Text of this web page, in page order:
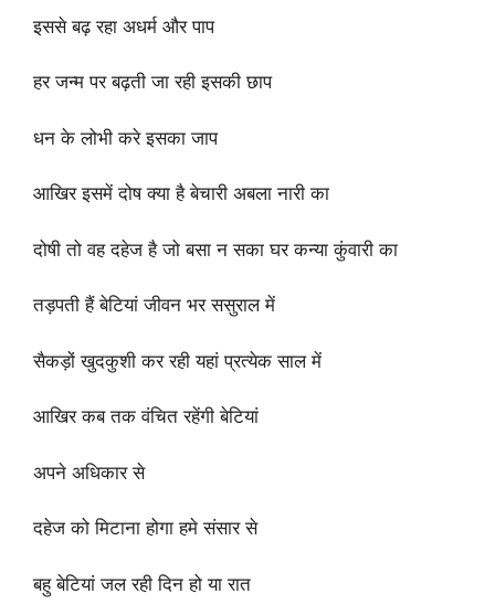
इससे बढ़ रहा अधर्म और पाप
हर जन्म पर बढ़ती जा रही इसकी छाप
धन के लोभी करे इसका जाप
आखिर इसमें दोष क्या है बेचारी अबला नारी का
दोषी तो वह दहेज है जो बसा न सका घर कन्या कुंवारी का
तड़पती हैं बेटियां जीवन भर ससुराल में
सैकड़ों खुदकुशी कर रही यहां प्रत्येक साल में
आखिर कब तक वंचित रहेंगी बेटियां
अपने अधिकार से
दहेज को मिटाना होगा हमे संसार से
बहु बेटियां जल रही दिन हो या रात